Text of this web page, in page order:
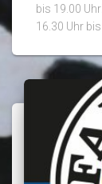
bis 19.00
16.30 Uhr bis